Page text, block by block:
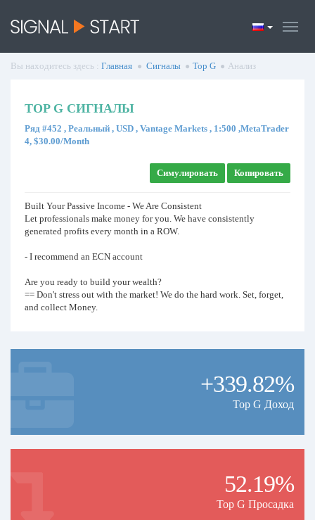
Вы находитесь здесь : Главная Сигналы Top G Анализ
TOP G СИГНАЛЫ
Ряд #452 , Реальный , USD , Vantage Markets , 1:500 ,MetaTrader
4, $30.00/Month
Симулировать Копировать
Built Your Passive Income - We Are Consistent
Let professionals make money for you. We have consistently
generated profits every month in a ROW.
- I recommend an ECN account
Are you ready to build your wealth?
== Don't stress out with the market! We do the hard work. Set, forget,
and collect Money.
+339.82%
Top G Доход
52.19%
Top G Просадка